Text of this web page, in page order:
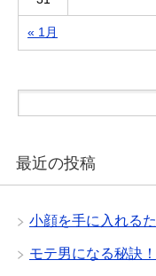
« 1月
最近の投稿
小顔を手に入れる
モテ男になる秘訣